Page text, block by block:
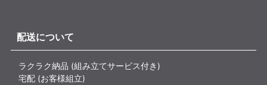
配送について
ラクラク納品 (組み立てサービス付き)
宅配 (お客様組立)